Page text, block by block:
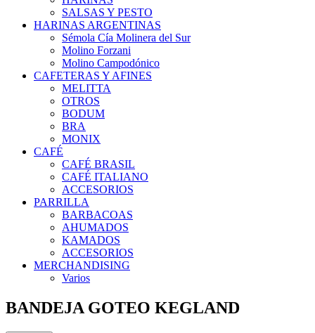
SALSAS Y PESTO
HARINAS ARGENTINAS
Sémola Cía Molinera del Sur
Molino Forzani
Molino Campodónico
CAFETERAS Y AFINES
MELITTA
OTROS
BODUM
BRA
MONIX
CAFÉ
CAFÉ BRASIL
CAFÉ ITALIANO
ACCESORIOS
PARRILLA
BARBACOAS
AHUMADOS
KAMADOS
ACCESORIOS
MERCHANDISING
Varios
BANDEJA GOTEO KEGLAND